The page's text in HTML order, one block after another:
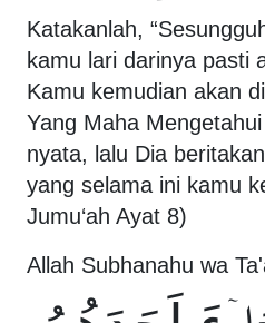
Katakanlah,
kamu lari darinya pasti
Kamu kemudian akan
Yang Maha
nyata, lalu Dia
yang selama ini kamu
Jumu‘ah Ayat 8)
Allah Subhanahu wa